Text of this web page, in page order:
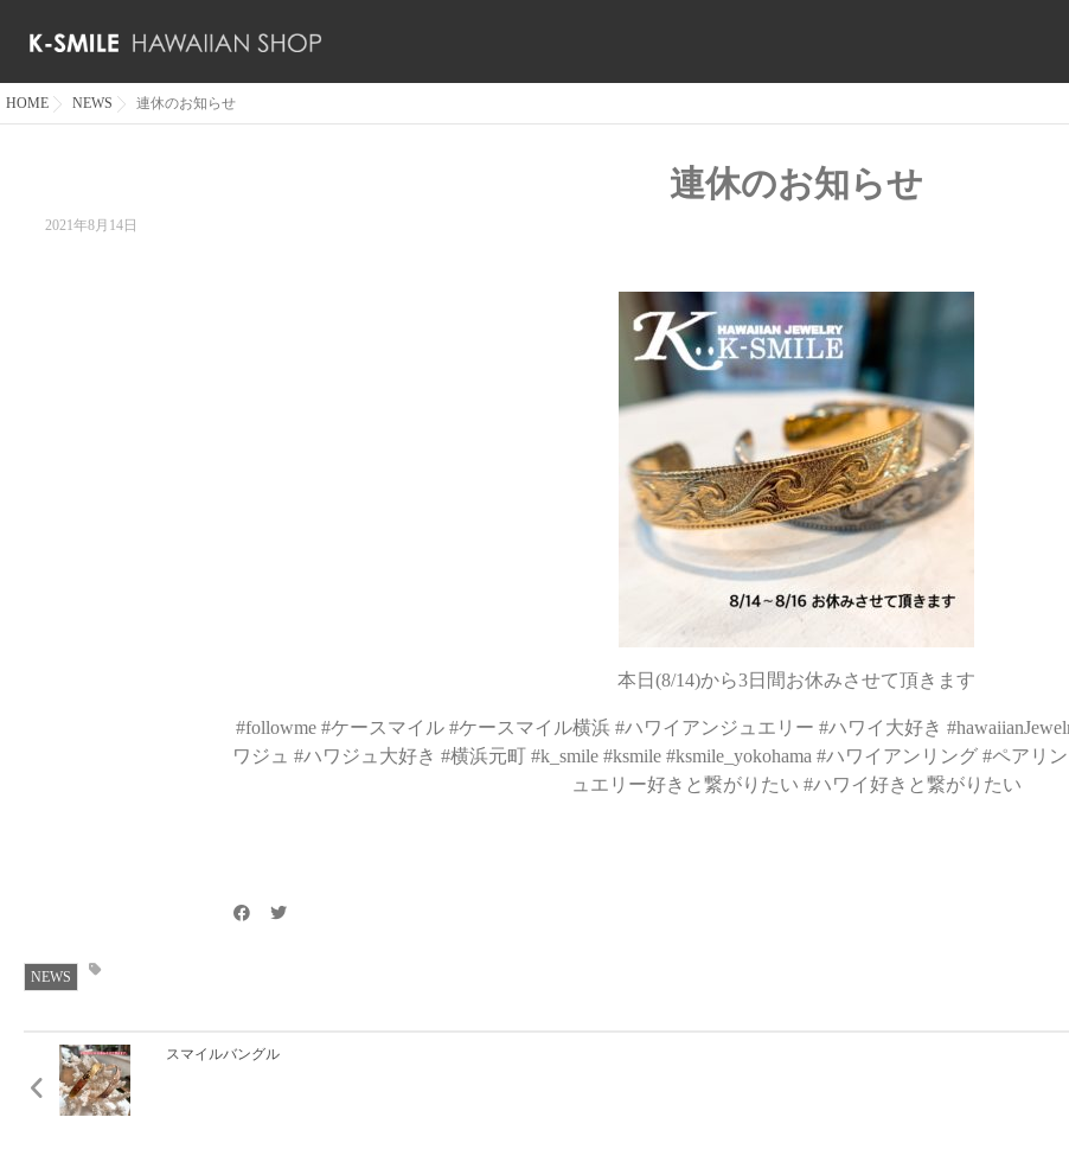
HOME NEWS 連休のお知らせ
連休のお知らせ
2021年8月14日
本日(8/14)から3日間お休みさせて頂きます
#followme #ケースマイル #ケースマイル横浜 #ハワイアンジュエリー #ハワイ大好き
ワジュ #ハワジュ大好き #横浜元町#k_smile #ksmile #ksmile_yokohama #ハワイアンリング#ペアリ
ュエリー好きと繋がりたい #ハワイ好きと繋がりたい
NEWS
スマイルバングル